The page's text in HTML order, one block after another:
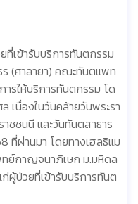
เข้ารับบริการทันตกรรม
(ศาลายา) คณะทันตแพท
รให้บริการทันตกรรม โด
เนื่องในวันคล้ายวันพระรา
ชชนนี และวันทันตสาธาร
ที่ผ่านมา โดยทางเฮลธิแม
ย์กาญจนาภิเษก ม.มหิดล
ผู้ป่วยที่เข้ารับบริการทันต